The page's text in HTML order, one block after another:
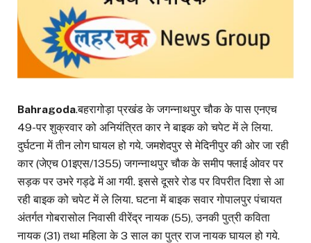
Bahragoda.बहरागोड़ा प्रखंड के जगन्नाथपुर चौक के पास एनएच
49-पर शुक्रवार को अनियंत्रित कार ने बाइक को चपेट में ले लिया.
दुर्घटना में तीन लोग घायल हो गये. जमशेदपुर से मेदिनीपुर की ओर जा रही
कार (जेएच 01इएस/1355) जगन्नाथपुर चौक के समीप फ्लाई ओवर पर
सड़क पर उभरे गड्ढे में आ गयी. इससे दूसरे रोड पर विपरीत दिशा से आ
रही बाइक को चपेट में ले लिया. घटना में बाइक सवार गोपालपुर पंचायत
अंतर्गत गोबरासोल निवासी वीरेंद्र नायक (55), उनकी पुत्री कविता
नायक (31) तथा महिला के 3 साल का पुत्र राज नायक घायल हो गये.